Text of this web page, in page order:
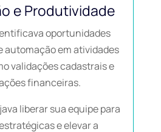
e Produtividade
oportunidades
automação em atividades
validações cadastrais e
financeiras.
liberar sua equipe para
e elevar a